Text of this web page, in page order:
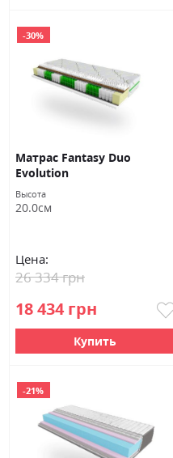
-30%
Матраc Fantasy Duo
Evolution
Высота
20.0см
Цена:
18 434 грн
26 334 грн
Купить
-21%